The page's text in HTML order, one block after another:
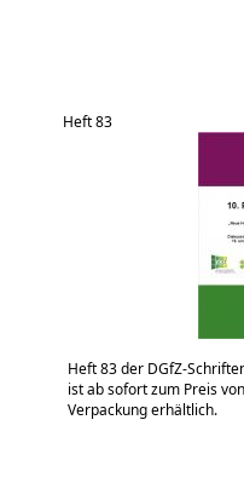
Heft 83
Heft 83 der DGfZ-
ist ab sofort zum Preis
Verpackung erhältlich.